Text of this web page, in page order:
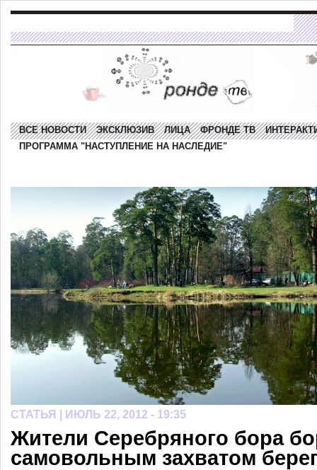
ВСЕ НОВОСТИ ЭКСКЛЮЗИВ ЛИЦА ФРОНДЕ ТВ
ПРОГРАММА "НАСТУПЛЕНИЕ НА НАСЛЕДИЕ"
СТАТЬЯ | ИЮЛЬ 22, 2012 - 19:35
Жители Серебряного бора
самовольным захватом